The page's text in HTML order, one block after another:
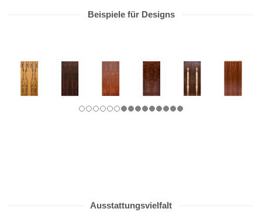
Beispiele für Designs
Ausstattungsvielfalt